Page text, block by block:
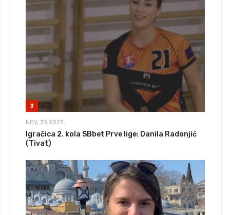
3
NOV, 30 2023
Igračica 2. kola SBbet Prve lige: Danila Radonjić
(Tivat)